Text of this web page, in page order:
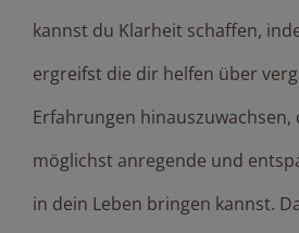
kannst du Klarheit schaffen,
ergreifst die dir helfen über
Erfahrungen
möglichst anregende und
in dein Leben bringen kannst.